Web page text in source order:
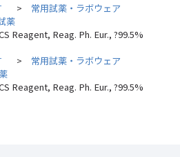
> 常用試薬・ラボウェア
薬
Reagent, Reag. Ph. Eur., ?99.5%
> 常用試薬・ラボウェア
Reagent, Reag. Ph. Eur., ?99.5%